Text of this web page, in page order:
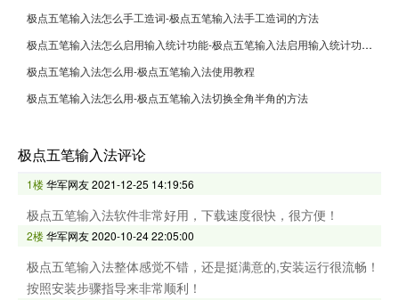
极点五笔输入法怎么手工造词-极点五笔输入法手工造词的方法
极点五笔输入法怎么启用输入统计功能-极点五笔输入法启用输入统计功能的方法
极点五笔输入法怎么用-极点五笔输入法使用教程
极点五笔输入法怎么用-极点五笔输入法切换全角半角的方法
极点五笔输入法评论
1楼华军网友2021-12-25 14:19:56
极点五笔输入法软件非常好用，下载速度很快，很方便！
2楼华军网友2020-10-24 22:05:00
极点五笔输入法整体感觉不错，还是挺满意的,安装运行很流畅！
按照安装步骤指导来非常顺利！